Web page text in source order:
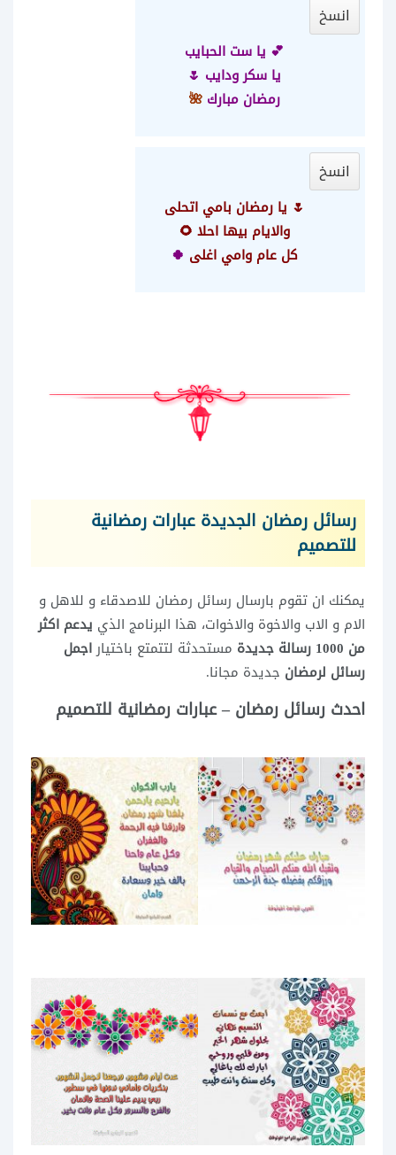
انسخ
💕 يا ست الحبايب
يا سكر ودايب 🌷
رمضان مبارك🌺
انسخ
🌷 يا رمضان بامي اتحلى
والايام بيها احلا 🌻
كل عام وامي اغلى 🍀
رسائل رمضان الجديدة عبارات رمضانية
للتصميم
يمكنك ان تقوم بارسال رسائل رمضان للاصدقاء و للاهل و
الام و الاب والاخوة والاخوات، هذا البرنامج الذي يدعم اكثر
من 1000 رسالة جديدة
مستحدثة لتتمتع باختيار اجمل
رسائل لرمضان جديدة مجانا.
احدث رسائل رمضان – عبارات رمضانية للتصميم